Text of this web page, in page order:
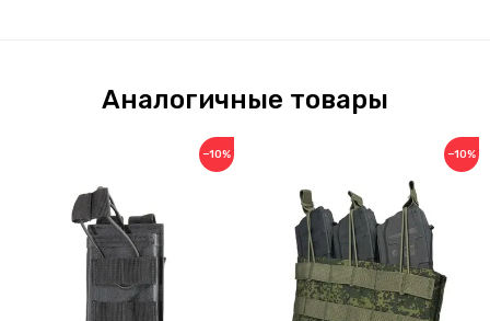
Аналогичные товары
−10% −10%